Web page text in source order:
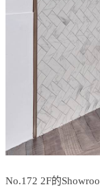
No.172 2F的